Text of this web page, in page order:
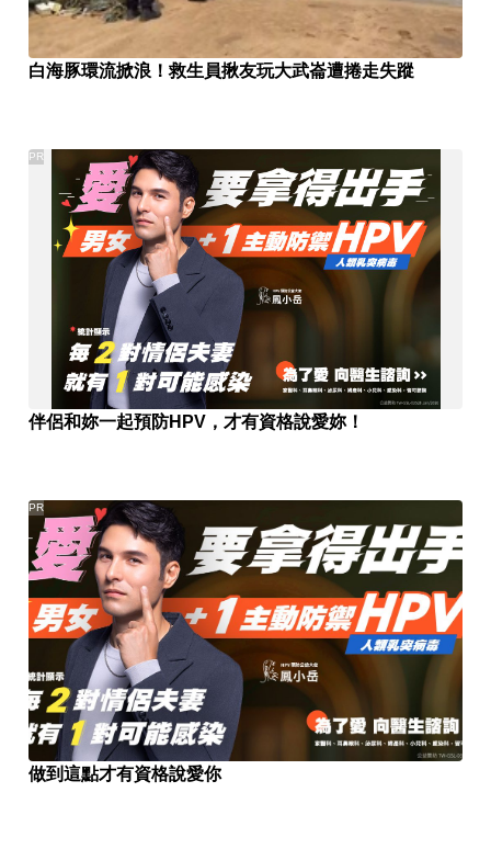
白海豚環流掀浪！救生員揪友玩大武崙遭捲走失蹤
伴侶和妳一起預防HPV，才有資格說愛妳！
PR
做到這點才有資格說愛你
PR